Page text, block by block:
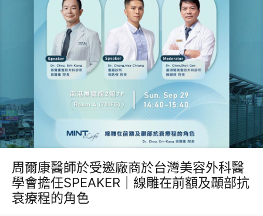
周爾康醫師於受邀廠商於台灣美容外科醫
學會擔任SPEAKER｜線雕在前額及顳部抗
衰療程的角色